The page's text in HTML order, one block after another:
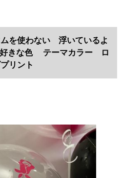
を使わない 浮いているよ
きな色 テーマカラー ロ
リント